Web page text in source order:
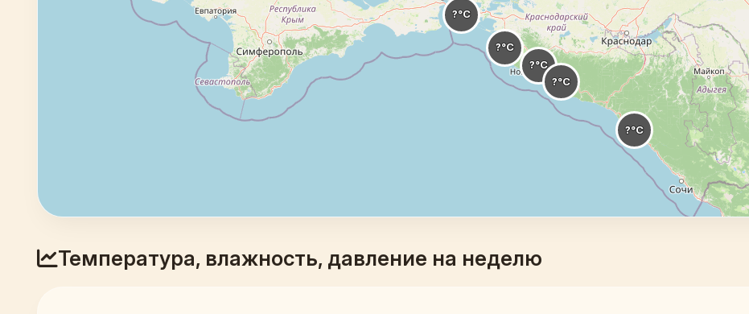
Температура, влажность, давление на неделю